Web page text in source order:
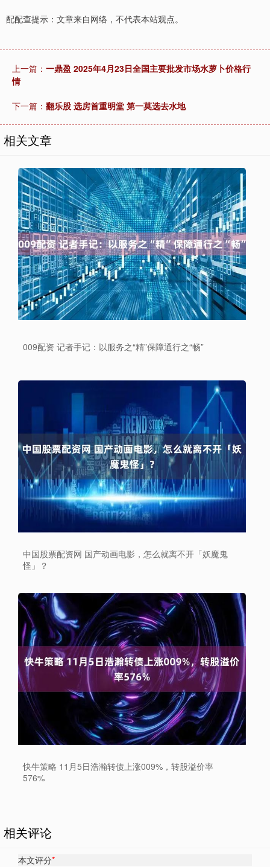
配配查提示：文章来自网络，不代表本站观点。
上一篇： 一鼎盈 2025年4月23日全国主要批发市场水萝卜价格行
情
下一篇： 翻乐股 选房首重明堂 第一莫选去水地
相关文章
009配资 记者手记：以服务之“精”保障通行之“畅”
中国股票配资网 国产动画电影，怎么就离不开「妖魔鬼
怪」？
快牛策略 11月5日浩瀚转债上涨009%，转股溢价率
576%
相关评论
本文评分*